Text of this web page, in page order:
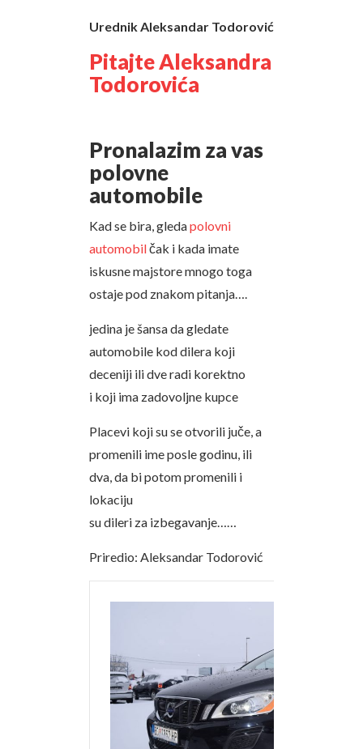
Urednik Aleksandar Todorović
Pitajte Aleksandra
Todorovića
Pronalazim za vas
polovne
automobile
Kad se bira, gledapolovni
automobilčak i kada imate
iskusne majstore mnogo toga
ostaje pod znakom pitanja….
jedina je šansa da gledate
automobile kod dilera koji
deceniji ili dve radi korektno
i koji ima zadovoljne kupce
Placevi koji su se otvorili juče, a
promenili ime posle godinu, ili
dva, da bi potom promenili i
lokaciju
su dileri za izbegavanje……
Priredio: Aleksandar Todorović